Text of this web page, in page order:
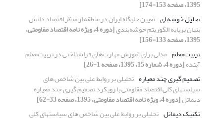
1395، صفحه 153-174]
تحلیل خوشه ای تعیین جایگاه ایران در منطقه از منظر اقتصاد دانش
بنیان برپایه الگوریتم خوشه‌بندی [دوره 4، ویژه نامه اقتصاد مقاومتی،
1395، صفحه 133-156]
تربیت‌معلم مدلی برای آموزش مهارت‌های فراشناختی در تربیت‌معلم
آینده[دوره 4، شماره 15، 1395، صفحه 1-26]
تصمیم گیری چند معیاره تحلیلی بر روابط علی بین شاخص های
سیاستهای کلی اقتصاد مقاومتی با رویکرد تصمیم گیری چند معیاره
دیماتل[دوره 4، ویژه نامه اقتصاد مقاومتی، 1395، صفحه 33-62]
تکنیک دیماتل تحلیلی بر روابط علی بین شاخص های سیاستهای کلی